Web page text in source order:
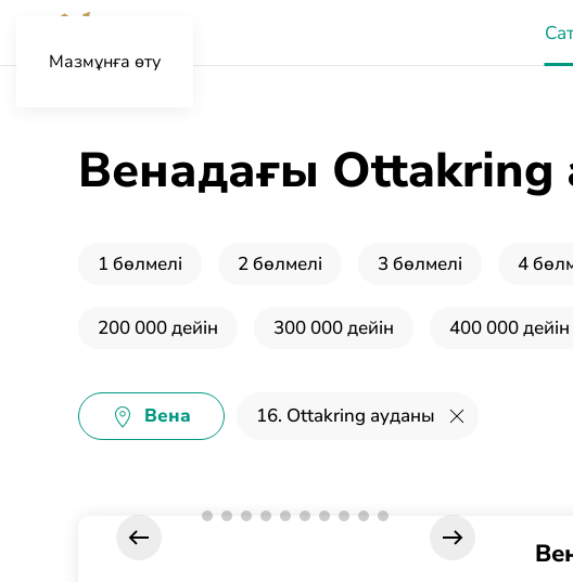
Мазмұнға өту
Венадағы
1 бөлмелі 2 бөлмелі 3 бөлмелі 4
200 000 дейін 300 000 дейін 400 000 дейін
Вена 16. Ottakring ауданы